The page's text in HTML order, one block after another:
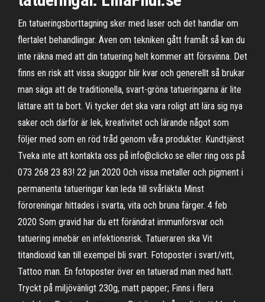
En tatueringsborttagning sker med laser och det handlar om
flertalet behandlingar. Även om tekniken gått framåt så kan du
inte räkna med att din tatuering helt kommer att försvinna. Det
finns en risk att vissa skuggor blir kvar och generellt så brukar
man säga att de traditionella, svart-gröna tatueringarna är lite
lättare att ta bort. Vi tycker det ska vara roligt att lära sig nya
saker och därför är lek, kreativitet och lärande något som
följer med som en röd tråd genom våra produkter. Kundtjänst
Tveka inte att kontakta oss på info@clicko.se eller ring oss på
073 268 23 83! 22 jun 2020 Och vissa metaller och pigment i
permanenta tatueringar kan leda till svårläkta Minst
föroreningar hittades i svarta, vita och bruna färger. 4 feb
2020 Som gravid har du ett förändrat immunförsvar och
tatuering innebär en infektionsrisk. Tatueraren ska Vit
titandioxid kan till exempel bli svart. Fotoposter i svart/vitt,
Tattoo man. En fotoposter över en tatuerad man med hatt.
Tryckt på miljövänligt 230g, matt papper; Finns i flera